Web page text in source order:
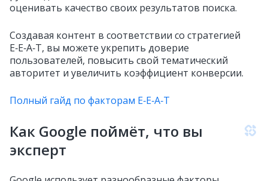
оценивать качество своих результатов поиска.
Создавая контент в соответствии со стратегией
E‑E‑A‑T, вы можете укрепить доверие
пользователей, повысить свой тематический
авторитет и увеличить коэффициент конверсии.
Полный гайд по факторам E‑E‑A‑T
Как Google поймёт, что вы
эксперт